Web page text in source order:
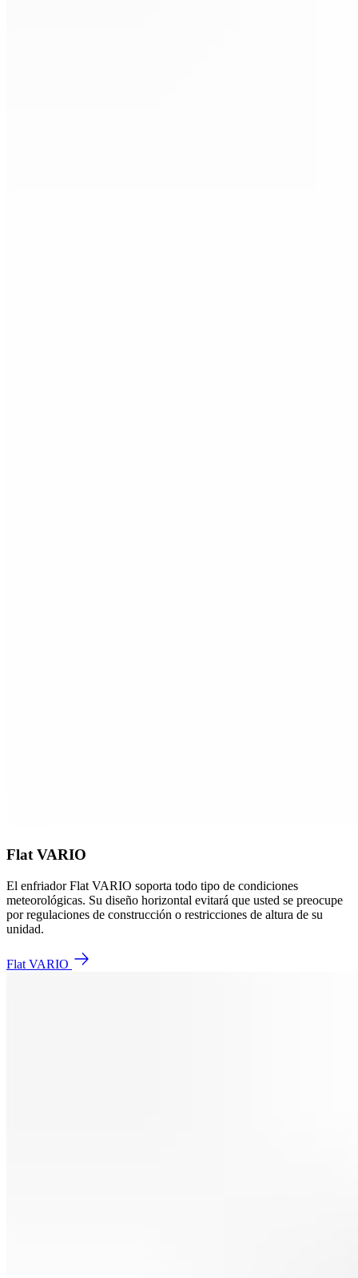
Flat VARIO
El enfriador Flat VARIO soporta todo tipo de condiciones
meteorológicas. Su diseño horizontal evitará que usted se preocupe
por regulaciones de construcción o restricciones de altura de su
unidad.
Flat VARIO